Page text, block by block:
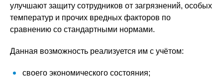
улучшают защиту сотрудников от загрязнений, особых
температур и прочих вредных факторов по
сравнению со стандартными нормами.
Данная возможность реализуется им с учётом:
своего экономического состояния;